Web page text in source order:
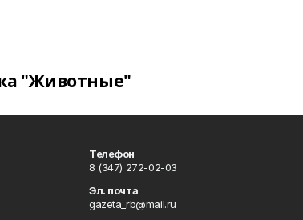
"Животные"
Телефон
8 (347) 272-02-03
Эл. почта
gazeta_rb@mail.ru